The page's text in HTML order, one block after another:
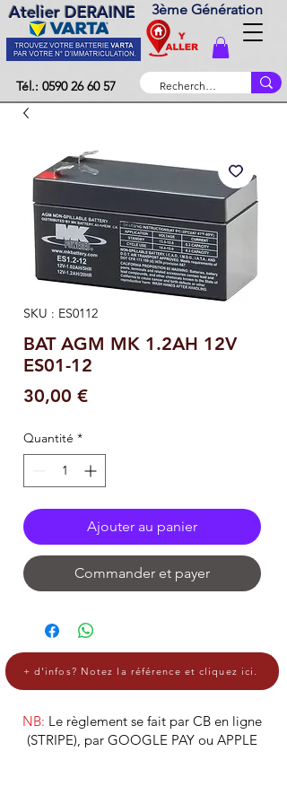
Atelier DERAINE 3ème Génération
Tél.: 0590 26 60 57
SKU : ES0112
BAT AGM MK 1.2AH 12V
ES01-12
30,00 €Prix
Quantité *
Ajouter au panier
Commander et payer
+ d'infos? Notez la référence et cliquez ici.
NB: Le règlement se fait par CB en ligne
(STRIPE), par GOOGLE PAY ou APPLE